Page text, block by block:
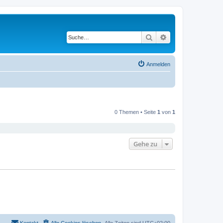
Suche
Anmelden
0 Themen • Seite 1 von 1
Gehe zu